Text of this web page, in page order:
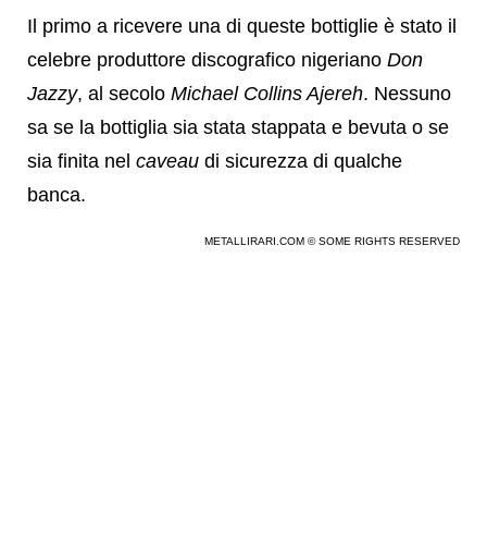
Il primo a ricevere una di queste bottiglie è stato il
celebre produttore discografico nigeriano Don
Jazzy, al secolo Michael Collins Ajereh. Nessuno
sa se la bottiglia sia stata stappata e bevuta o se
sia finita nel caveau di sicurezza di qualche
banca.
METALLIRARI.COM © SOME RIGHTS RESERVED